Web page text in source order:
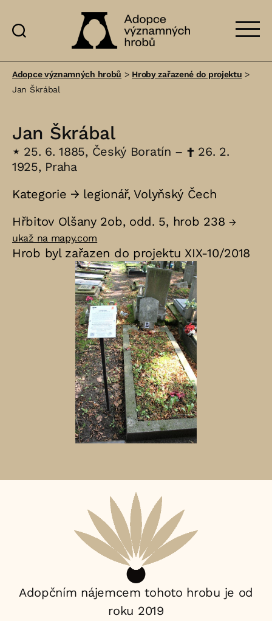
významných
Adopce významných hrobů > Hroby zařazené do projektu >
Jan Škrábal
Jan Škrábal
⋆ 25. 6. 1885, Český Boratín – †26. 2.
1925, Praha
Kategorie → legionář,Volyňský Čech
Hřbitov Olšany 2ob, odd. 5, hrob 238 →
ukaž na mapy.com
Hrob byl zařazen do projektu XIX-10/2018
nájemce:
Adopčním nájemcem tohoto hrobu je od
roku 2019